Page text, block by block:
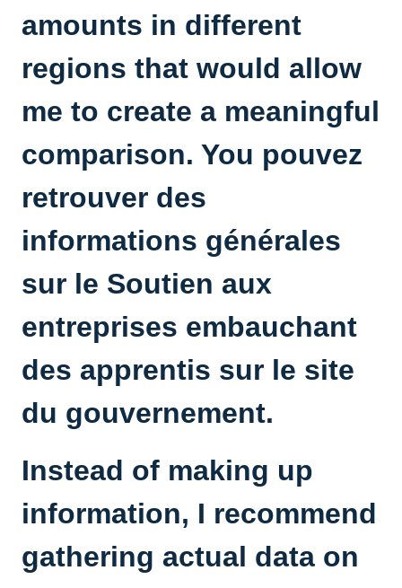
amounts in different
regions that would allow
me to create a meaningful
comparison. You pouvez
retrouver des
informations générales
sur le Soutien aux
entreprises embauchant
des apprentis sur le site
du gouvernement.
Instead of making up
information, I recommend
gathering actual data on